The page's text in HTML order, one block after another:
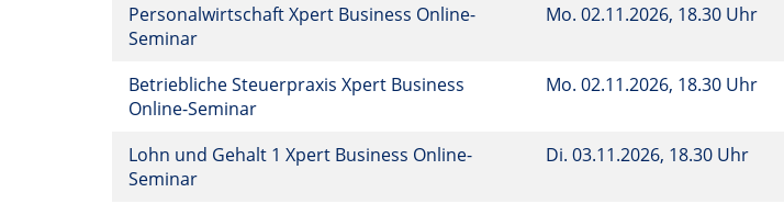
Personalwirtschaft Xpert Business Online-
Seminar
Mo. 02.11.2026, 18.30 Uhr
Betriebliche Steuerpraxis Xpert Business
Online-Seminar
Mo. 02.11.2026, 18.30 Uhr
Lohn und Gehalt 1 Xpert Business Online-
Seminar
Di. 03.11.2026, 18.30 Uhr